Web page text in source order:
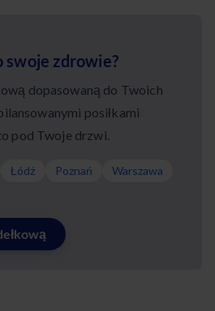
swoje zdrowie?
dopasowaną do Twoich
posiłkami
pod Twoje drzwi.
Łódź Poznań
Warszawa